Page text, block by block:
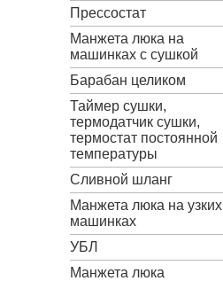
Прессостат
Манжета люка на
машинках с сушкой
Барабан целиком
Таймер сушки,
термодатчик сушки,
термостат постоянной
температуры
Сливной шланг
Манжета люка на узких
машинках
УБЛ
Манжета люка